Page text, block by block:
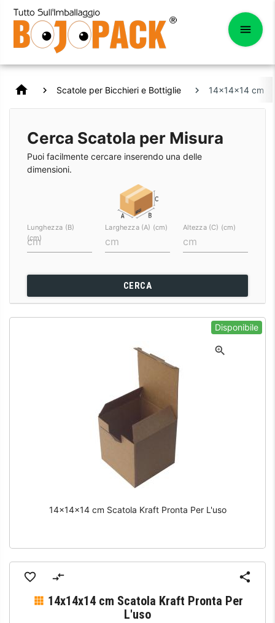
home Scatole per Bicchieri e Bottiglie 14x14x14 cm
Cerca Scatola per Misura
Puoi facilmente cercare inserendo una delle
dimensioni.
Lunghezza (B)
(cm)
Larghezza (A) (cm) Altezza (C) (cm)
CERCA
Disponibile
14x14x14 cm Scatola Kraft Pronta Per L'uso
14x14x14 cm Scatola Kraft Pronta Per
L'uso